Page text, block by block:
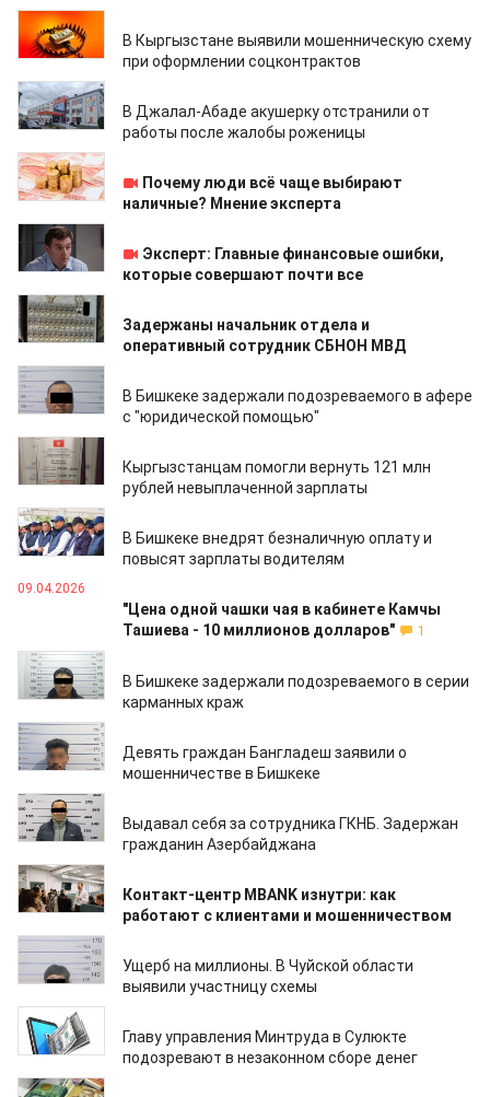
10.06.2026
В Кыргызстане выявили мошенническую схему
при оформлении соцконтрактов
03.06.2026
В Джалал-Абаде акушерку отстранили от
работы после жалобы роженицы
04.05.2026
Почему люди всё чаще выбирают
наличные? Мнение эксперта
03.05.2026
Эксперт: Главные финансовые ошибки,
которые совершают почти все
21.04.2026
Задержаны начальник отдела и
оперативный сотрудник СБНОН МВД
15.04.2026
В Бишкеке задержали подозреваемого в афере
с "юридической помощью"
13.04.2026
Кыргызстанцам помогли вернуть 121 млн
рублей невыплаченной зарплаты
09.04.2026
В Бишкеке внедрят безналичную оплату и
повысят зарплаты водителям
09.04.2026
"Цена одной чашки чая в кабинете Камчы
Ташиева - 10 миллионов долларов"
1
07.04.2026
В Бишкеке задержали подозреваемого в серии
карманных краж
03.04.2026
Девять граждан Бангладеш заявили о
мошенничестве в Бишкеке
27.03.2026
Выдавал себя за сотрудника ГКНБ. Задержан
гражданин Азербайджана
22.03.2026
Контакт-центр MBANK изнутри: как
работают с клиентами и мошенничеством
18.03.2026
Ущерб на миллионы. В Чуйской области
выявили участницу схемы
18.03.2026
Главу управления Минтруда в Сулюкте
подозревают в незаконном сборе денег
17.03.2026